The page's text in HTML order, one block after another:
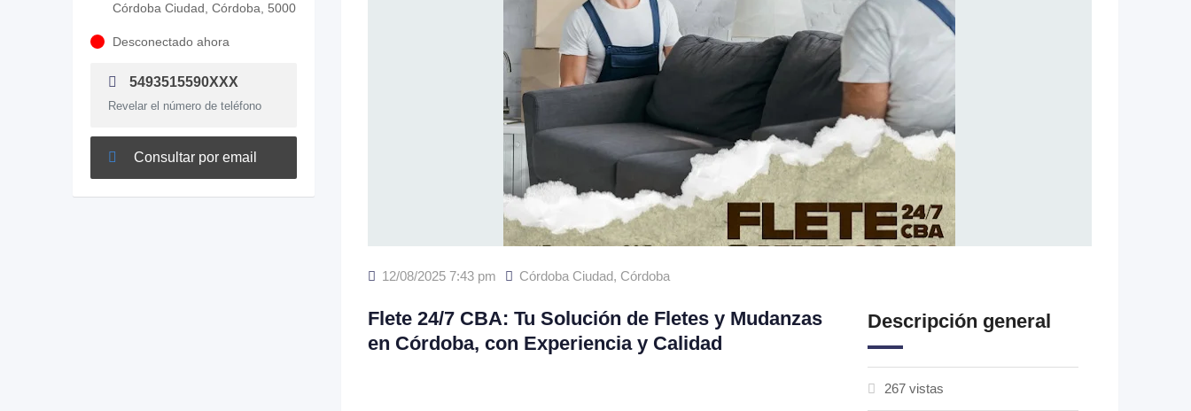
Córdoba Ciudad, Córdoba, 5000
Desconectado ahora
5493515590XXX
Revelar el número de teléfono
Consultar por email
12/08/2025 7:43 pm Córdoba Ciudad, Córdoba
Flete 24/7 CBA: Tu Solución de Fletes y Mudanzas
en Córdoba, con Experiencia y Calidad
Descripción general
267 vistas